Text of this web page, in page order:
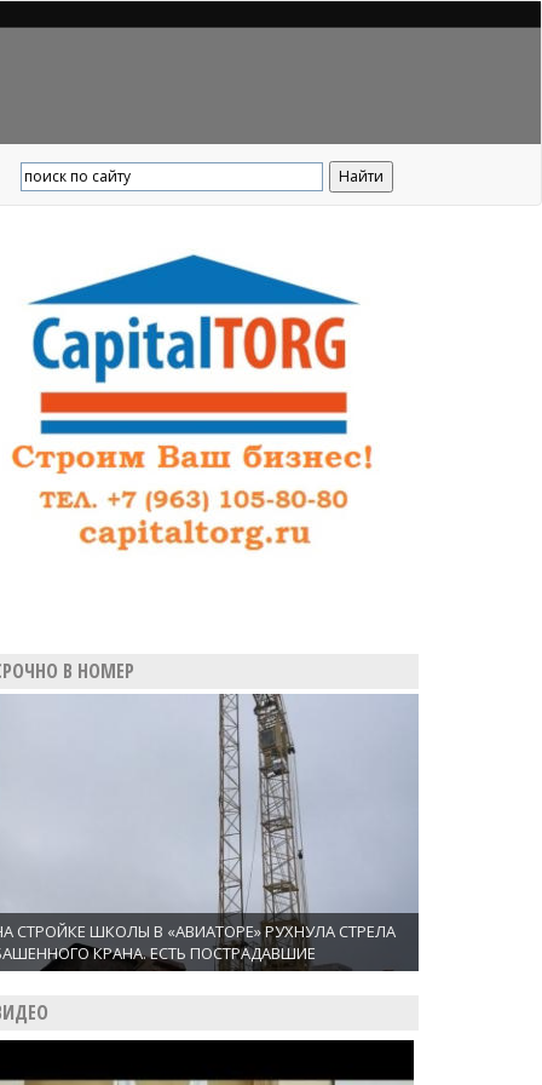
В НОМЕР
СТРОЙКЕ ШКОЛЫ В «АВИАТОРЕ» РУХНУЛА СТРЕЛА
КРАНА. ЕСТЬ ПОСТРАДАВШИЕ